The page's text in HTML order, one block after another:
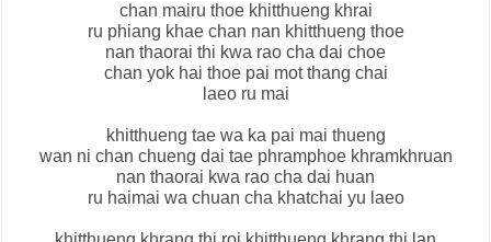
chan mairu thoe khitthueng khrai
ru phiang khae chan nan khitthueng thoe
nan thaorai thi kwa rao cha dai choe
chan yok hai thoe pai mot thang chai
laeo ru mai
khitthueng tae wa ka pai mai thueng
wan ni chan chueng dai tae phramphoe khramkhruan
nan thaorai kwa rao cha dai huan
ru haimai wa chuan cha khatchai yu laeo